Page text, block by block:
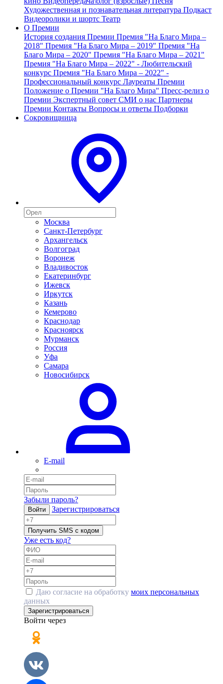
Художественная и познавательная литература Подкаст
Видеоролики и шортс Театр
О Премии
История создания Премии Премия "На Благо Мира –
2018" Премия "На Благо Мира – 2019" Премия "На
Благо Мира – 2020" Премия "На Благо Мира – 2021"
Премия "На Благо Мира – 2022" - Любительский
конкурс Премия "На Благо Мира – 2022" -
Профессиональный конкурс Лауреаты Премии
Положение о Премии "На Благо Мира" Пресс-релиз о
Премии Экспертный совет СМИ о нас Партнеры
Премии Контакты Вопросы и ответы Подборки
Сокровищница
Москва
Санкт-Петербург
Архангельск
Волгоград
Воронеж
Владивосток
Екатеринбург
Ижевск
Иркутск
Казань
Кемерово
Краснодар
Красноярск
Мурманск
Россия
Уфа
Самара
Новосибирск
E-mail
Забыли пароль?
Войти Зарегистрироваться
Получить SMS с кодом
Уже есть код?
Даю согласие на обработку моих персональных
данных
Зарегистрироваться
Войти через